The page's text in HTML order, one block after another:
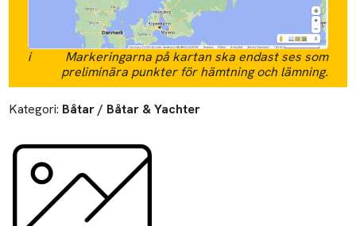
i
Markeringarna på kartan ska endast ses som
preliminära punkter för hämtning och lämning.
Kategori: Båtar / Båtar & Yachter